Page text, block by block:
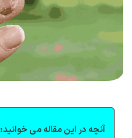
آنچه در این مقاله می خوانید: